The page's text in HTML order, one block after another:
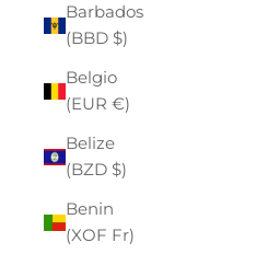
Barbados
(BBD $)
Belgio
(EUR €)
Belize
(BZD $)
Benin
(XOF Fr)